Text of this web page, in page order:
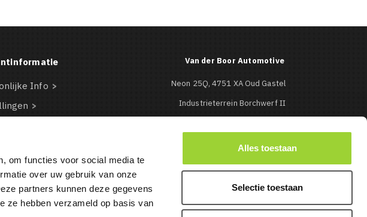
om functies voor social media te
over uw gebruik van onze
partners kunnen deze gegevens
ze hebben verzameld op basis van
Alles toestaan
Selectie toestaan
Info
Van der Boor Automotive
Neon 25Q, 4751 XA Oud Gastel
Industrieterrein Borchwerf II
0165-513427
 info@mbcaraudio.nl